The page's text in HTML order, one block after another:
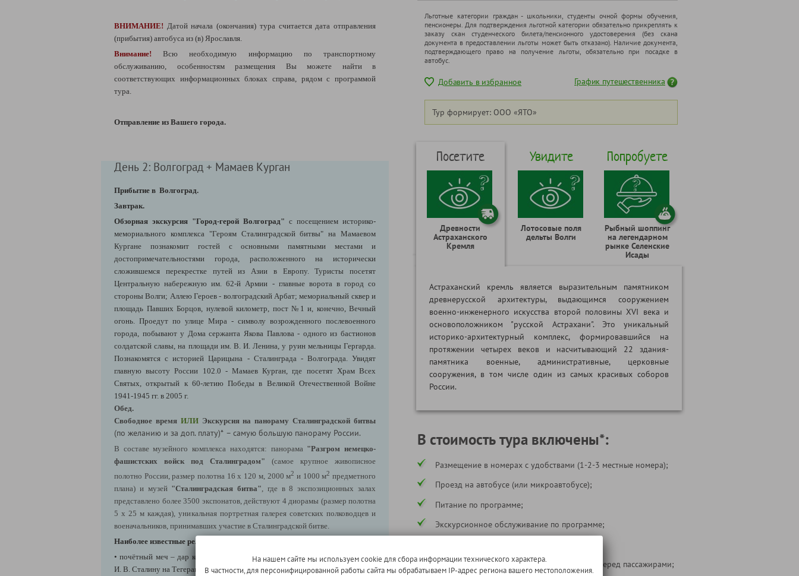
ВНИМАНИЕ! Датой начала (окончания) тура считается дата отправления
(прибытия) автобуса из (в) Ярославля.
Внимание!
Всю необходимую информацию по транспортному
обслуживанию, особенностям размещения Вы можете найти в
соответствующих информационных блоках справа, рядом с программой
тура.
Отправление из Вашего города.
День 2: Волгоград + Мамаев Курган
Прибытие в Волгоград.
Завтрак.
Обзорная экскурсия "Город-герой Волгоград" с посещением историко-
мемориального комплекса "Героям Сталинградской битвы" на Мамаевом
Кургане познакомит гостей с основными памятными местами и
достопримечательностями города, расположенного на исторически
сложившемся перекрестке путей из Азии в Европу. Туристы посетят
Центральную набережную им. 62-й Армии - главные ворота в город со
стороны Волги; Аллею Героев - волгоградский Арбат; мемориальный сквер и
площадь Павших Борцов, нулевой километр, пост №1 и, конечно, Вечный
огонь. Проедут по улице Мира - символу возрожденного послевоенного
города, побывают у Дома сержанта Якова Павлова - одного из бастионов
солдатской славы, на площади им. В. И. Ленина, у руин мельницы Гергарда.
Познакомятся с историей Царицына - Сталинграда - Волгограда. Увидят
главную высоту России 102.0 - Мамаев Курган, где посетят Храм Всех
Святых, открытый к 60-летию Победы в Великой Отечественной Войне
1941-1945 гг. в 2005 г.
Обед.
Свободное время ИЛИ Экскурсия на панораму Сталинградской битвы
(по желанию и за доп. плату)* – самую большую панораму России.
В составе музейного комплекса находятся: панорама "Разгром немецко-
фашистских войск под Сталинградом" (самое крупное живописное
полотно России, размер полотна 16 х 120 м, 2000 м2 и 1000 м2 предметного
плана) и музей "Сталинградская битва" , где в 8 экспозиционных залах
представлено более 3500 экспонатов, действуют 4 диорамы (размер полотна
5 х 25 м каждая), уникальная портретная галерея советских полководцев и
военачальников, принимавших участие в Сталинградской битве.
Наиболее известные реликвии музея:
• почётный меч – дар короля Георга VI гражданам Сталинграда, вручённый
И. В. Сталину на Тегеранской конференции в 1943 г.;
Льготные категории граждан - школьники, cтуденты очной формы обучения,
пенсионеры. Для подтверждения льготной категории обязательно прикреплять к
заказу скан студенческого билета/пенсионного удостоверения (без скана
документа в предоставлении льготы может быть отказано). Наличие документа,
подтверждающего право на получение льготы, обязательно при посадке в
автобус.
Добавить в избранное График путешественника
Тур формирует: ООО «ЯТО»
Посетите
Древности
Астраханского
Кремля
Увидите
Лотосовые поля
дельты Волги
Попробуете
Рыбный шоппинг
на легендарном
рынке Селенские
Исады
Астраханский кремль является выразительным памятником
древнерусской архитектуры, выдающимся сооружением
военно-инженерного искусства второй половины XVI века и
основоположником "русской Астрахани". Это уникальный
историко-архитектурный комплекс, формировавшийся на
протяжении четырех веков и насчитывающий 22 здания-
памятника военные, административные, церковные
сооружения, в том числе один из самых красивых соборов
России.
В стоимость тура включены*:
Размещение в номерах с удобствами (1-2-3 местные номера);
Проезд на автобусе (или микроавтобусе);
Питание по программе;
Экскурсионное обслуживание по программе;
Страхование ответственности перевозчика перед пассажирами;
На нашем сайте мы используем cookie для сбора информации технического характера.
В частности, для персонифицированной работы сайта мы обрабатываем IP-адрес региона вашего местоположения.